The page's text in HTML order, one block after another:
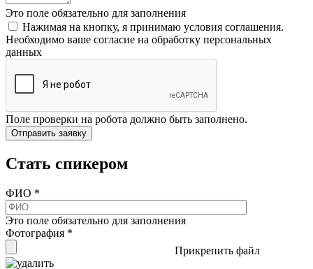
Это поле обязательно для заполнения
Нажимая на кнопку, я принимаю условия соглашения.
Необходимо ваше согласие на обработку персональных
данных
Поле проверки на робота должно быть заполнено.
Стать спикером
ФИО *
Это поле обязательно для заполнения
Фотография *
Прикрепить файл